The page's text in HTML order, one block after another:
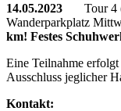
14.05.2023
Tour 4
Wanderparkplatz
km! Festes
Eine Teilnahme
Ausschluss jeglicher
Kontakt: